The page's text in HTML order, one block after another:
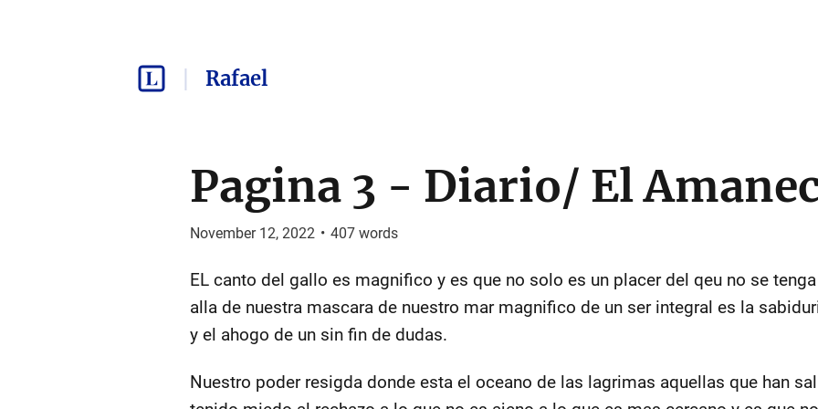
Rafael
Pagina 3 - Diario/ El
November 12, 2022 • 407words
EL canto del gallo es magnifico y es que no solo es un placer del qeu no se
alla de nuestra mascara de nuestro mar magnifico de un ser integral es la
y el ahogo de un sin fin de dudas.
Nuestro poder resigda donde esta el oceano de las lagrimas aquellas que han